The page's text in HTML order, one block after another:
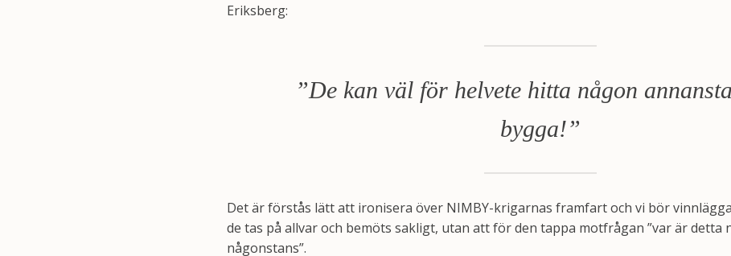
Eriksberg:
”De kan väl för helvete hitta någon
bygga!”
Det är förstås lätt att ironisera över NIMBY-krigarnas framfart och vi bör
de tas på allvar och bemöts sakligt, utan att för den tappa motfrågan ”var är detta
någonstans”.